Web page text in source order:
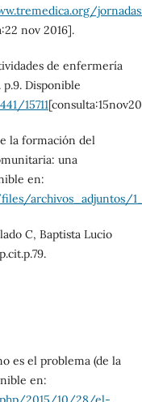
nov 2016].
de enfermería
Disponible
15711
la formación del
una
en:
archivos_adjuntos/
C, Baptista Lucio
es el problema (de la
en: